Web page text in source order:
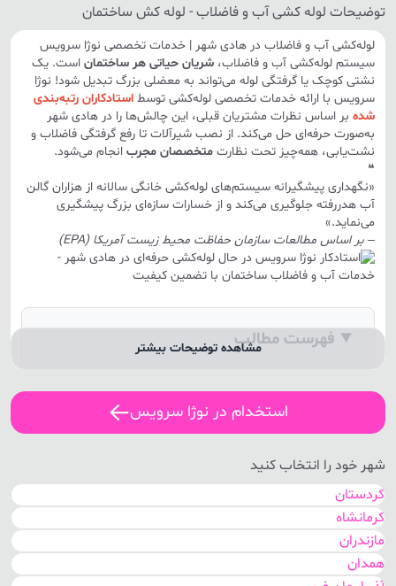
توضیحات لوله کشی آب و فاضلاب - لوله کش ساختمان
لوله‌کشی آب و فاضلاب در هادی شهر | خدمات تخصصی نوژا سرویس
سیستم لوله‌کشی آب و فاضلاب، شریان حیاتی هر ساختمان است. یک
نشتی کوچک یا گرفتگی لوله می‌تواند به معضلی بزرگ تبدیل شود! نوژا
سرویس با ارائه خدمات تخصصی لوله‌کشی توسط استادکاران رتبه‌بندی
شده بر اساس نظرات مشتریان قبلی، این چالش‌ها را در هادی شهر
به‌صورت حرفه‌ای حل می‌کند. از نصب شیرآلات تا رفع گرفتگی فاضلاب و
نشت‌یابی، همه‌چیز تحت نظارت متخصصان مجرب انجام می‌شود.
❝
«نگهداری پیشگیرانه سیستم‌های لوله‌کشی خانگی سالانه از هزاران گالن
آب هدررفته جلوگیری می‌کند و از خسارات سازه‌ای بزرگ پیشگیری
می‌نماید.»
– بر اساس مطالعاتسازمان حفاظت محیط زیست آمریکا (EPA)
فهرست مطالب
فرآیند ثبت درخواست: از تماس تا حل مشکل
➤جدول مقایسه‌ای: نوژا سرویس vs روش‌های سنتی
➤پاسخ به سوالات متداول (FAQ)
➤نتیجه‌گیری: چرا باید از نوژا استفاده کرد؟
مشاهده توضیحات بیشتر
استخدام در نوژا سرویس
شهر خود را انتخاب کنید
کردستان
کرمانشاه
مازندران
همدان